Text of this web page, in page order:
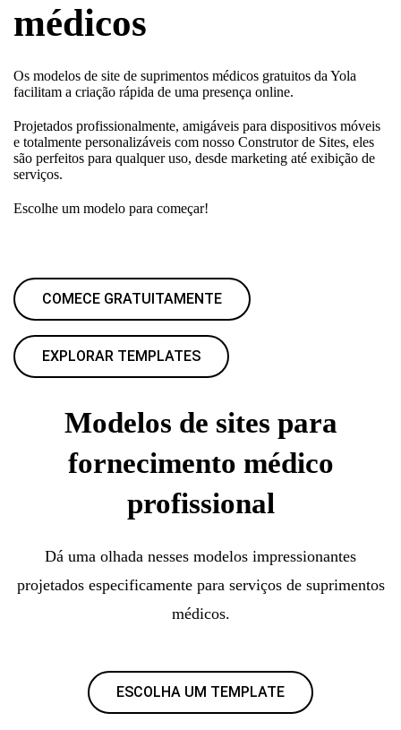
médicos
Os modelos de site de suprimentos médicos gratuitos da Yola
facilitam a criação rápida de uma presença online.
Projetados profissionalmente, amigáveis para dispositivos móveis
e totalmente personalizáveis com nosso Construtor de Sites, eles
são perfeitos para qualquer uso, desde marketing até exibição de
serviços.
Escolhe um modelo para começar!
COMECE GRATUITAMENTE
EXPLORAR TEMPLATES
Modelos de sites para
fornecimento médico
profissional
Dá uma olhada nesses modelos impressionantes
projetados especificamente para serviços de suprimentos
médicos.
ESCOLHA UM TEMPLATE